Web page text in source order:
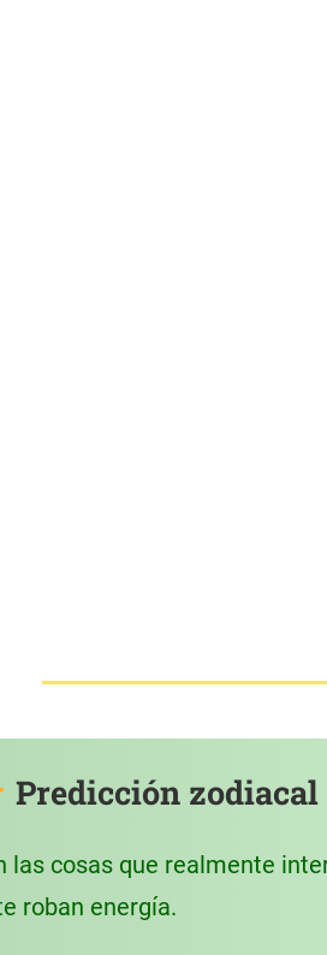
Predicción
las cosas que realmente
roban energía.